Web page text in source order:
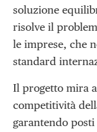
soluzione
risolve il
le imprese, che
standard
Il progetto mira
competitività
garantendo